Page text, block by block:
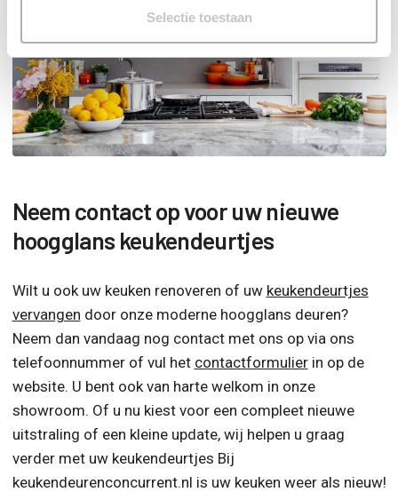
Selectie toestaan
Neem contact op voor uw nieuwe
hoogglans keukendeurtjes
Wilt u ook uw keuken renoveren of uw keukendeurtjes
vervangen door onze moderne hoogglans deuren?
Neem dan vandaag nog contact met ons op via ons
telefoonnummer of vul het contactformulierin op de
website. U bent ook van harte welkom in onze
showroom. Of u nu kiest voor een compleet nieuwe
uitstraling of een kleine update, wij helpen u graag
verder met uw keukendeurtjes Bij
keukendeurenconcurrent.nl is uw keuken weer als nieuw!